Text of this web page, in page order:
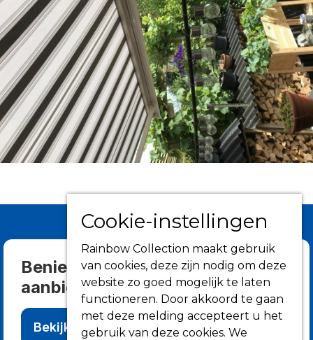
Benieuwd wat we allemaal
aanbieden?
Bekijk alle producten
Cookie-instellingen
Rainbow Collection maakt gebruik
van cookies, deze zijn nodig om deze
website zo goed mogelijk te laten
functioneren. Door akkoord te gaan
met deze melding accepteert u het
gebruik van deze cookies. We